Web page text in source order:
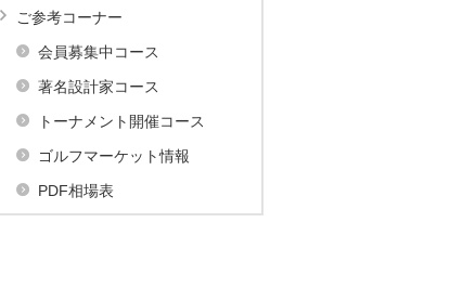
ご参考コーナー
会員募集中コース
著名設計家コース
トーナメント開催コース
ゴルフマーケット情報
PDF相場表